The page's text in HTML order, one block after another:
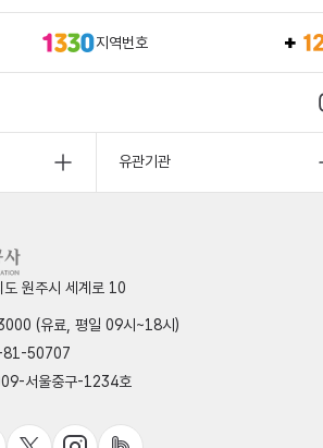
지역번호
유관기관
원주시 세계로 10
(유료, 평일 09시~18시)
81-50707
서울중구-1234호